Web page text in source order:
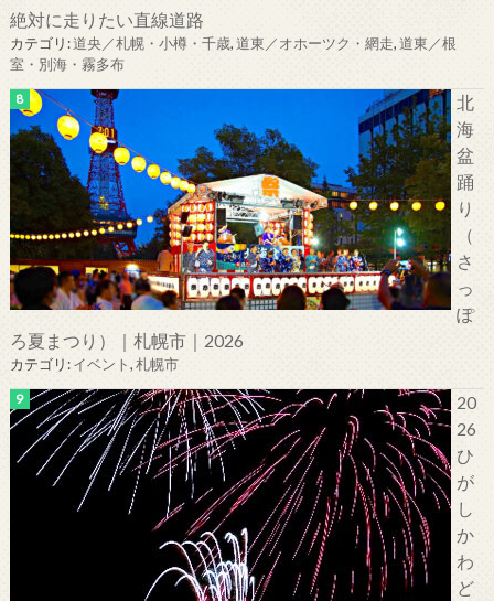
絶対に走りたい直線道路
カテゴリ:道央／札幌・小樽・千歳,道東／オホーツク・網走,道東／根
室・別海・霧多布
北
海
盆
踊
り
（
さ
っ
ぽ
ろ夏まつり）｜札幌市｜2026
カテゴリ:イベント,札幌市
20
26
ひ
が
し
か
わ
ど